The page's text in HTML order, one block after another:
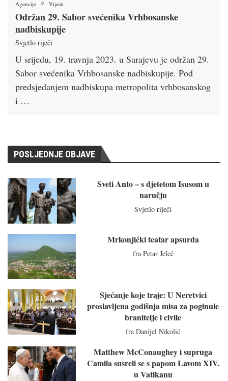
Agencije Vijesti
Održan 29. Sabor svećenika Vrhbosanske
nadbiskupije
Svjetlo riječi
U srijedu, 19. travnja 2023. u Sarajevu je održan 29.
Sabor svećenika Vrhbosanske nadbiskupije. Pod
predsjedanjem nadbiskupa metropolita vrhbosanskog
i …
POSLJEDNJE OBJAVE
Sveti Anto – s djetetom Isusom u
naručju
Svjetlo riječi
Mrkonjićki teatar apsurda
fra Petar Jeleč
Sjećanje koje traje: U Neretvici
proslavljena godišnja misa za poginule
branitelje i civile
fra Danijel Nikolić
Matthew McConaughey i supruga
Camila susreli se s papom Lavom XIV.
u Vatikanu